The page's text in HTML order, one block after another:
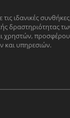
ιδανικές συνθήκες
δραστηριότητας
χρηστών,
και υπηρεσιών.